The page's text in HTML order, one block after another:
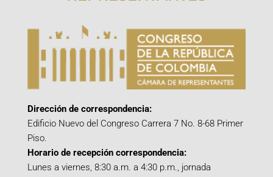
Dirección de correspondencia:
Edificio Nuevo del Congreso Carrera 7 No. 8-68 Primer
Piso.
Horario de recepción correspondencia:
Lunes a viernes, 8:30 a.m. a 4:30 p.m., jornada